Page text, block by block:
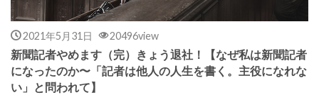
2021年5月31日 20496view
新聞記者やめます（完）きょう退社！【なぜ私は新聞記者
になったのか〜「記者は他人の人生を書く。主役になれな
い」と問われて】